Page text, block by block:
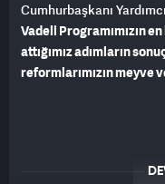
Cumhurbaşkanı
Vadeli Programımızın
attığımız adımların
reformlarımızın meyve